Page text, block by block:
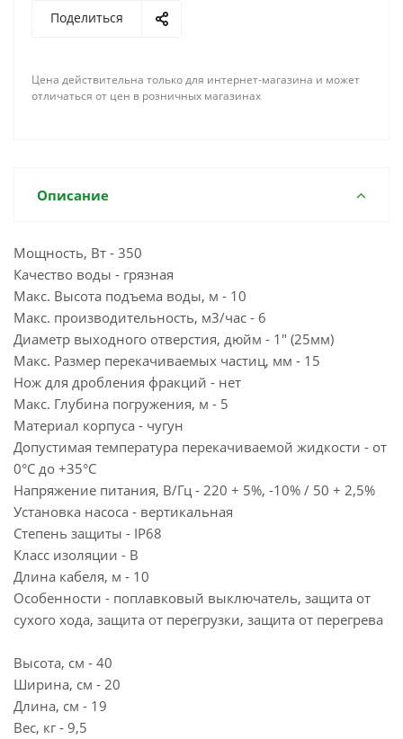
Поделиться
Цена действительна только для интернет-магазина и может
отличаться от цен в розничных магазинах
Описание
Мощность, Вт - 350
Качество воды - грязная
Макс. Высота подъема воды, м - 10
Макс. производительность, м3/час - 6
Диаметр выходного отверстия, дюйм - 1" (25мм)
Макс. Размер перекачиваемых частиц, мм - 15
Нож для дробления фракций - нет
Макс. Глубина погружения, м - 5
Материал корпуса - чугун
Допустимая температура перекачиваемой жидкости - от
0°C до +35°C
Напряжение питания, В/Гц - 220 + 5%, -10% / 50 + 2,5%
Установка насоса - вертикальная
Степень защиты - IP68
Класс изоляции - B
Длина кабеля, м - 10
Особенности - поплавковый выключатель, защита от
сухого хода, защита от перегрузки, защита от перегрева
Высота, см - 40
Ширина, см - 20
Длина, см - 19
Вес, кг - 9,5